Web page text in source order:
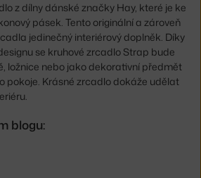
z dílny dánské značky Hay, které je ke
pásek. Tento originální a zároveň
jedinečný interiérový doplněk. Díky
se kruhové zrcadlo Strap bude
ložnice nebo jako dekorativní předmět
pokoje. Krásné zrcadlo dokáže udělat
blogu: